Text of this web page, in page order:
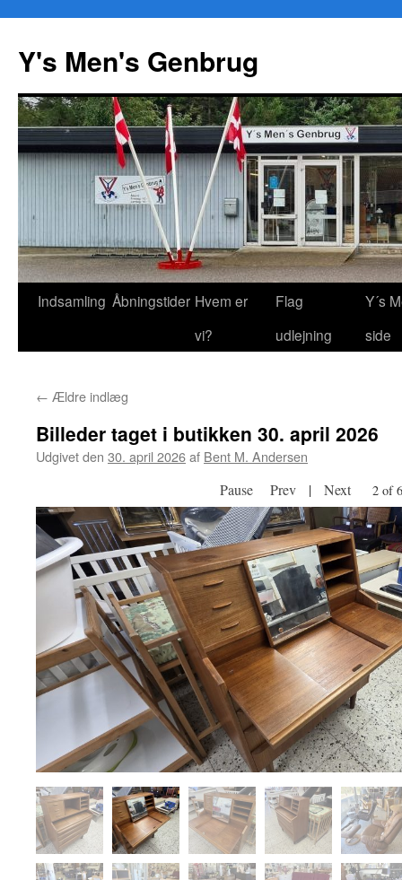
Y's Men's Genbrug
Hop
Indsamling Åbningstider Hvem er
vi?
Flag
udlejning
Y´s
side
← Ældre indlæg
Billeder taget i butikken 30. april 2026
Udgivet den 30. april 2026af Bent M. Andersen
Pause
Prev | Next 2 of